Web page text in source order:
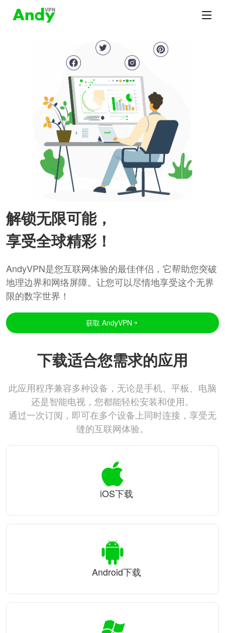
解锁无限可能，
享受全球精彩！
AndyVPN是您互联网体验的最佳伴侣，它帮助您突破
地理边界和网络屏障。让您可以尽情地享受这个无界
限的数字世界！
获取 AndyVPN
下载适合您需求的应用
此应用程序兼容多种设备，无论是手机、平板、电脑
还是智能电视，您都能轻松安装和使用。
通过一次订阅，即可在多个设备上同时连接，享受无
缝的互联网体验。
iOS下载
Android下载